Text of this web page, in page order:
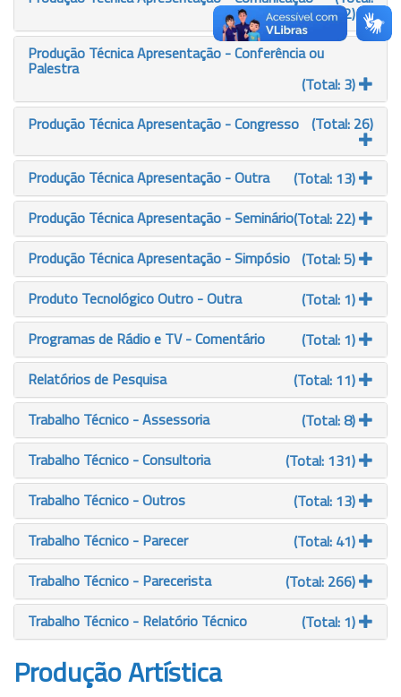
12)
Produção Técnica Apresentação - Conferência ou
Palestra
(Total: 3)
Produção Técnica Apresentação - Congresso (Total: 26)
Produção Técnica Apresentação - Outra
(Total: 13)
Produção Técnica Apresentação - Seminário(Total: 22)
Produção Técnica Apresentação - Simpósio (Total: 5)
Produto Tecnológico Outro - Outra
(Total: 1)
Programas de Rádio e TV - Comentário
(Total: 1)
Relatórios de Pesquisa
(Total: 11)
Trabalho Técnico - Assessoria
(Total: 8)
Trabalho Técnico - Consultoria
(Total: 131)
Trabalho Técnico - Outros
(Total: 13)
Trabalho Técnico - Parecer
(Total: 41)
Trabalho Técnico - Parecerista
(Total: 266)
Trabalho Técnico - Relatório Técnico
(Total: 1)
Produção Artística